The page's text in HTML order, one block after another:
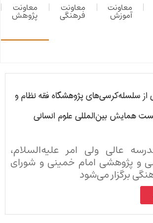
معاونت
آموزش
معاونت
فرهنگی
معاونت
پژوهش
سلسله‌کرسی‌های پژوهشگاه فقه نظام و
همایش بین‌المللی علوم انسانی
عالی ولی امر علیه‌السلام،
و پژوهشی امام خمینی و شورای
برگزار می‌شود